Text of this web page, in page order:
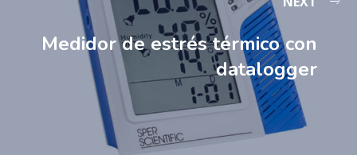
Medidor de estrés térmico con
datalogger